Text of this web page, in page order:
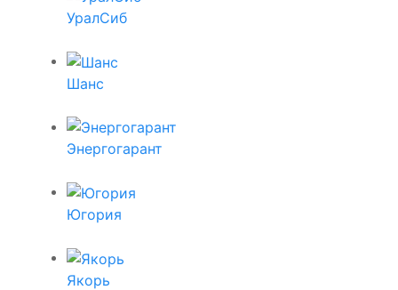
УралСиб
Шанс
Энергогарант
Югория
Якорь